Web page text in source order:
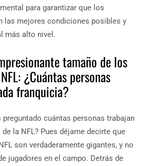
para garantizar que los
las mejores condiciones posibles y
más alto nivel.
tamaño de los
¿Cuántas personas
franquicia?
preguntado cuántas personas trabajan
la NFL? Pues déjame decirte que
son verdaderamente gigantes, y no
jugadores en el campo. Detrás de